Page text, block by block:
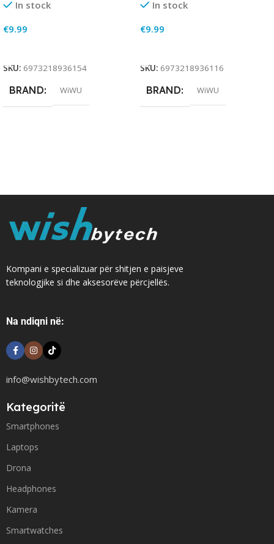
In stock
€9.99
SKU: 6973218936154
BRAND WiWU
In stock
€9.99
SKU: 6973218936116
BRAND WiWU
Kompani e specializuar për shitjen e paisjeve
teknologjike si dhe aksesorëve përcjellës.
Na ndiqni në:
info@wishbytech.com
Kategoritë
Smartphones
Laptops
Drona
Headphones
Kamera
Smartwatches